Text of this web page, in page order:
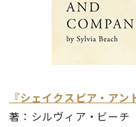
『シェイクスピア・アン
著：シルヴィア・ビーチ